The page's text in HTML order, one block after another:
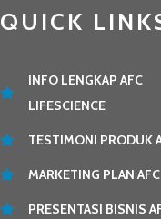
QUICK
INFO LENGKAP AFC
LIFESCIENCE
TESTIMONI PRODUK
MARKETING PLAN AFC
PRESENTASI BISNIS